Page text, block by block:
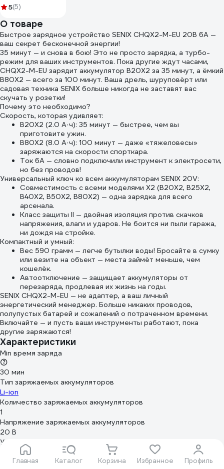
Главная Каталог Корзина Избранное Профиль
катушке, 4 гнезда,
30м IP20 GRANITE
ZG 09-15-11
5(5)
О товаре
Быстрое зарядное устройство SENIX CHQX2-M-EU 20В 6А —
ваш секрет бесконечной энергии!
35 минут — и снова в бою! Это не просто зарядка, а турбо-
режим для ваших инструментов. Пока другие ждут часами,
CHQX2-M-EU зарядит аккумулятор B20X2 за 35 минут, а ёмкий
B80X2 — всего за 100 минут. Ваша дрель, шуруповёрт или
садовая техника SENIX больше никогда не заставят вас
скучать у розетки!
Почему это необходимо?
Скорость, которая удивляет:
B20X2 (2.0 А·ч): 35 минут — быстрее, чем вы
приготовите ужин.
B80X2 (8.0 А·ч): 100 минут — даже «тяжеловесы»
заряжаются на скорости спорткара.
Ток 6А — словно подключили инструмент к электросети,
но без проводов!
Универсальный ключ ко всем аккумуляторам SENIX 20V:
Совместимость с всеми моделями X2 (B20X2, B25X2,
B40X2, B50X2, B80X2) — одна зарядка для всего
арсенала.
Класс защиты II — двойная изоляция против скачков
напряжения, влаги и ударов. Не боится ни пыли гаража,
ни дождя на стройке.
Компактный и умный:
Вес 590 грамм — легче бутылки воды! Бросайте в сумку
или везите на объект — места займёт меньше, чем
кошелёк.
Автоотключение — защищает аккумуляторы от
перезаряда, продлевая их жизнь на годы.
SENIX CHQX2-M-EU — не адаптер, а ваш личный
энергетический менеджер. Больше никаких проводов,
полупустых батарей и сожалений о потраченном времени.
Включайте — и пусть ваши инструменты работают, пока
другие заряжаются!
Характеристики
Min время заряда
30 мин
Тип заряжаемых аккумуляторов
Li-ion
Количество заряжаемых аккумуляторов
1
Напряжение заряжаемых аккумуляторов
20 В
Устройство аккумулятора
слайдер
Наличие встроенного вентилятора